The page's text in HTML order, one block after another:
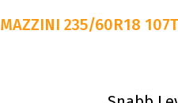
MAZZINI 235/60R18